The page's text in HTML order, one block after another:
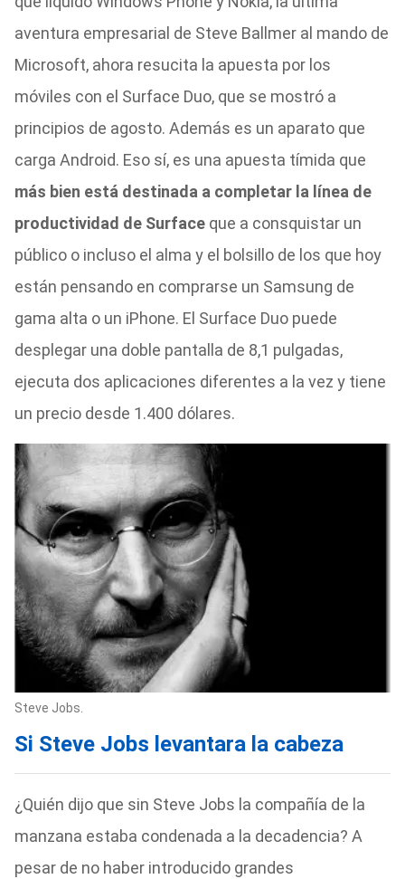
aventura empresarial de Steve Ballmer al mando de
Microsoft, ahora resucita la apuesta por los
móviles con el Surface Duo, que se mostró a
principios de agosto. Además es un aparato que
carga Android. Eso sí, es una apuesta tímida que
más bien está destinada a completar la línea de
productividad de Surface que a consquistar un
público o incluso el alma y el bolsillo de los que hoy
están pensando en comprarse un Samsung de
gama alta o un iPhone. El Surface Duo puede
desplegar una doble pantalla de 8,1 pulgadas,
ejecuta dos aplicaciones diferentes a la vez y tiene
un precio desde 1.400 dólares.
Steve Jobs.
Si Steve Jobs levantara la cabeza
¿Quién dijo que sin Steve Jobs la compañía de la
manzana estaba condenada a la decadencia? A
pesar de no haber introducido grandes